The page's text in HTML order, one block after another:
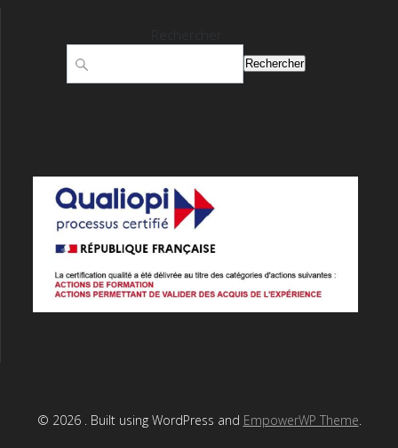
Rechercher
© 2026 . Built using WordPress and EmpowerWP Theme.